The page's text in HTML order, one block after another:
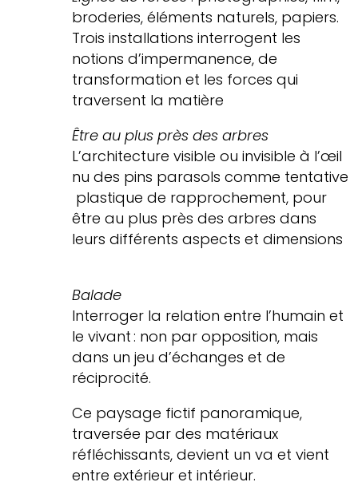
broderies, éléments naturels, papiers.
Trois installations interrogent les
notions d’impermanence, de
transformation et les forces qui
traversent la matière
Être au plus près des arbres
L’architecture visible ou invisible à l’œil
nu des pins parasols comme tentative
plastique de rapprochement, pour
être au plus près des arbres dans
leurs différents aspects et dimensions
Balade
Interroger la relation entre l’humain et
le vivant : non par opposition, mais
dans un jeu d’échanges et de
réciprocité.
Ce paysage fictif panoramique,
traversée par des matériaux
réfléchissants, devient un va et vient
entre extérieur et intérieur.